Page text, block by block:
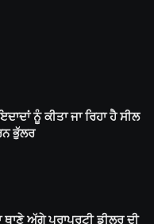
ਨੂੰ ਕੀਤਾ ਜਾ ਰਿਹਾ ਹੈ ਸੀਲ
ਭੁੱਲਰ
ਅੱਗੇ ਪ੍ਰਾਪਰਟੀ ਡੀਲਰ ਦੀ